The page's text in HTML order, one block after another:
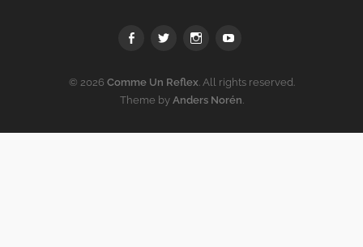
FacebookTwitter Instagramyoutube
© 2026 Comme Un Reflex. All rights reserved.
Theme by Anders Norén